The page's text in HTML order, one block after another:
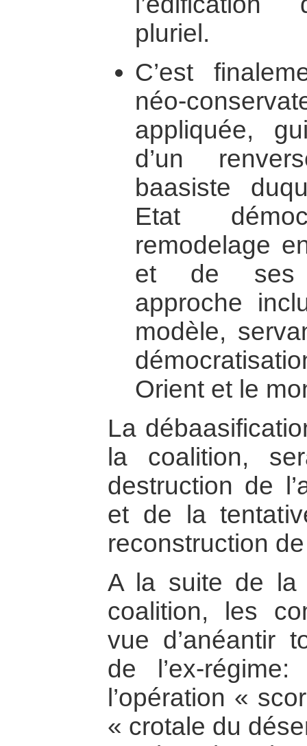
pluriel.
C’est
néo-
appliquée,
d’un
baasiste
Etat
remodelage
et de ses
approche
modèle,
Orient et le
La
la coalition,
destruction de
et de la
reconstruction de
A la suite de la
coalition, les
vue d’anéantir
de l’ex-
l’opération «
« crotale du